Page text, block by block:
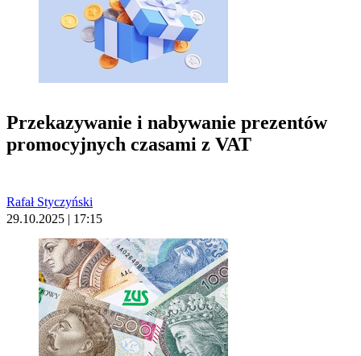
Przekazywanie i nabywanie prezentów
promocyjnych czasami z VAT
Rafał Styczyński
29.10.2025 | 17:15